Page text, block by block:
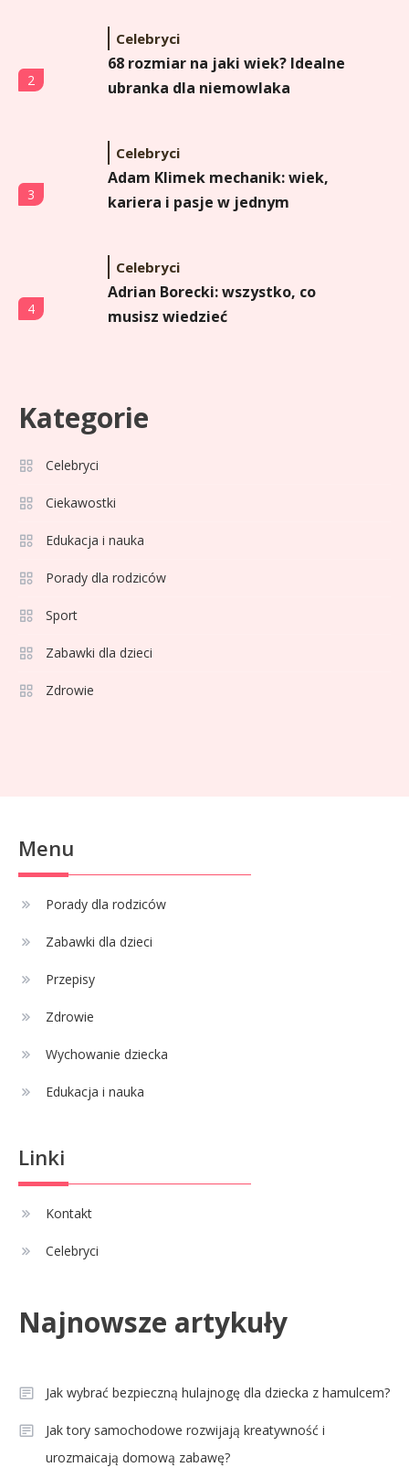
2
Celebryci
68 rozmiar na jaki wiek? Idealne
ubranka dla niemowlaka
3
Celebryci
Adam Klimek mechanik: wiek,
kariera i pasje w jednym
4
Celebryci
Adrian Borecki: wszystko, co
musisz wiedzieć
5
Agata Adamek wiek: ile lat ma
znana dziennikarka?
6
popularna influencerka?
1
dla dziecka z hamulcem?
3
Kategorie
Celebryci
Ciekawostki
Edukacja i nauka
Porady dla rodziców
Sport
Zabawki dla dzieci
Zdrowie
Menu
Porady dla rodziców
Zabawki dla dzieci
Przepisy
Zdrowie
Wychowanie dziecka
Edukacja i nauka
Linki
Kontakt
Celebryci
Najnowsze artykuły
Jak wybrać bezpieczną hulajnogę dla dziecka z hamulcem?
Jak tory samochodowe rozwijają kreatywność i
urozmaicają domową zabawę?